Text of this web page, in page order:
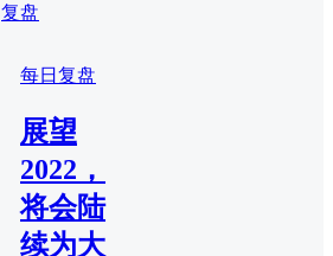
复盘
每日复盘
展望
2022，
将会陆
续为大